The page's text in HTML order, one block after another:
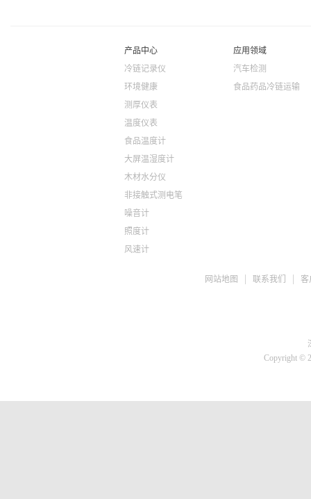
产品中心
冷链记录仪
环境健康
测厚仪表
温度仪表
食品温度计
大屏温湿度计
木材水分仪
非接触式测电笔
噪音计
照度计
风速计
应用领域
汽车检测
食品药品冷链运输
网站地图 联系我们 客
Copyright ©